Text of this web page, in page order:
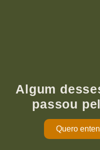
Algum
passou
Quero